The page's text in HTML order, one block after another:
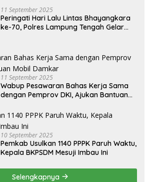
11 September 2025
Peringati Hari Lalu Lintas Bhayangkara
ke-70, Polres Lampung Tengah Gelar
11 September 2025
Wabup Pesawaran Bahas Kerja Sama
dengan Pemprov DKI, Ajukan Bantuan
10 September 2025
Pemkab Usulkan 1140 PPPK Paruh Waktu,
Kepala BKPSDM Mesuji Imbau Ini
Selengkapnya